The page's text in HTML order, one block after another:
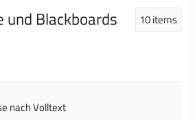
und Blackboards 10items
nach Volltext